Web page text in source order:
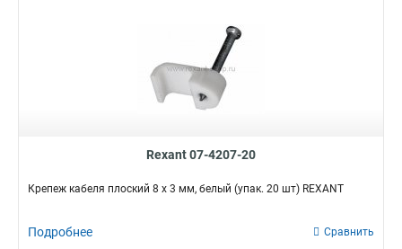
Rexant 07-4207-20
Крепеж кабеля плоский 8 х 3 мм, белый (упак. 20 шт) REXANT
Подробнее Сравнить